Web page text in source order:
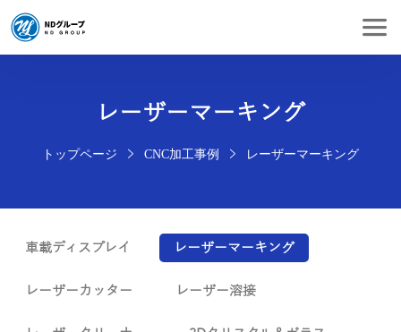
レーザーマーキング
トップページ CNC加工事例 レーザーマーキング
車載ディスプレイ レーザーマーキング
レーザーカッター レーザー溶接